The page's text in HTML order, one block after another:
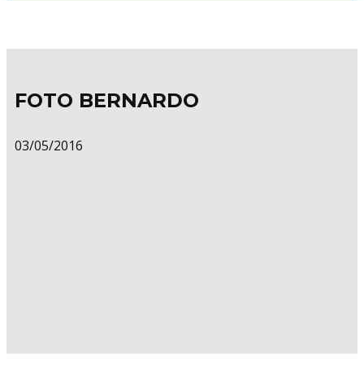
FOTO BERNARDO
03/05/2016